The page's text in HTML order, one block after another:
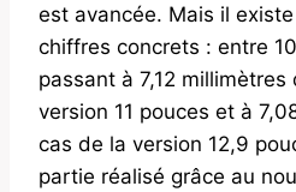
est avancée. Mais il
chiffres concrets : entre
passant à 7,12
version 11 pouces et à
cas de la version 12,9
partie réalisé grâce au